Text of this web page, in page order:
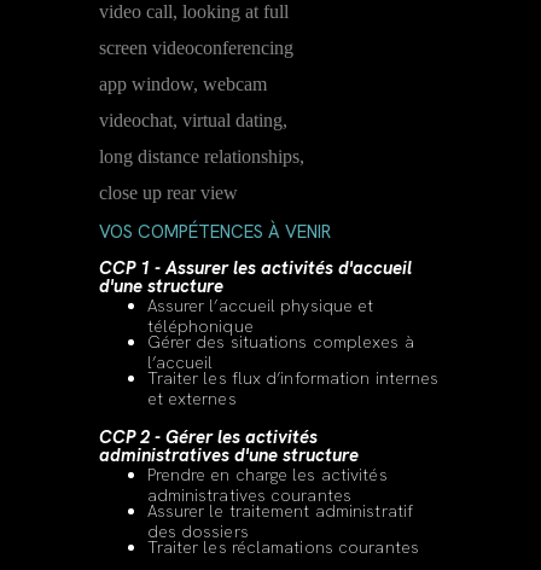
VOS COMPÉTENCES À VENIR
CCP 1 - Assurer les activités d'accueil
d'une structure
Assurer l’accueil physique et
téléphonique
Gérer des situations complexes à
l’accueil
Traiter les flux d’information internes
et externes
CCP 2 - Gérer les activités
administratives d'une structure
Prendre en charge les activités
administratives courantes
Assurer le traitement administratif
des dossiers
Traiter les réclamations courantes